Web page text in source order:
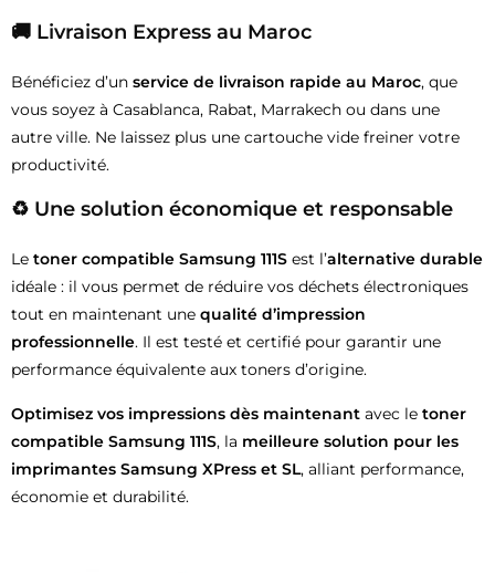
🚚 Livraison Express au Maroc
Bénéficiez d’un service de livraison rapide au Maroc, que
vous soyez à Casablanca, Rabat, Marrakech ou dans une
autre ville. Ne laissez plus une cartouche vide freiner votre
productivité.
♻️ Une solution économique et responsable
Le toner compatible Samsung 111S est l’alternative durable
idéale : il vous permet de réduire vos déchets électroniques
tout en maintenant une qualité d’impression
professionnelle. Il est testé et certifié pour garantir une
performance équivalente aux toners d’origine.
Optimisez vos impressions dès maintenant avec le toner
compatible Samsung 111S, la meilleure solution pour les
imprimantes Samsung XPress et SL, alliant performance,
économie et durabilité.